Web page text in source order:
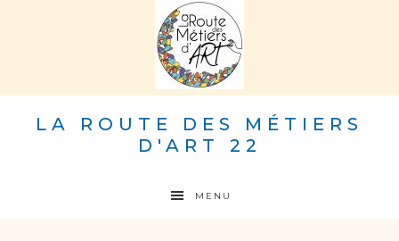
LA ROUTE DES MÉTIERS
D'ART 22
MENU